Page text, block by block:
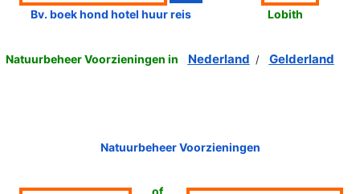
Bv. boek hond hotel huur reis
Lobith
Natuurbeheer Voorzieningen in Nederland / Gelderland
Natuurbeheer Voorzieningen